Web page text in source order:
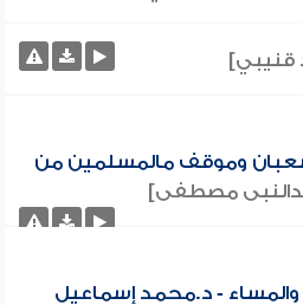
قنيبي]
وموقف مالمسلمين من
مصطفى]
والمساء - د.محمد إسماعيل